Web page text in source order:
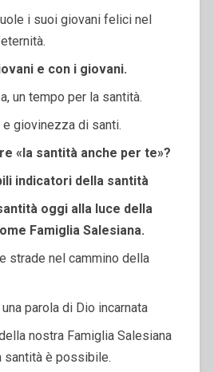
i suoi giovani felici nel
e con i giovani.
un tempo per la santità.
e giovinezza di santi.
«la santità anche per te»?
indicatori della santità
oggi alla luce della
Famiglia Salesiana.
strade nel cammino della
parola di Dio incarnata
nostra Famiglia Salesiana
santità è possibile.